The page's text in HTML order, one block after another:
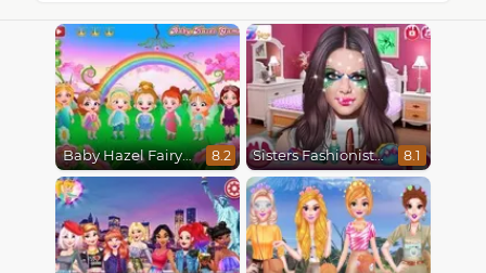
Baby Hazel Fairyland Ballet 8.2 Sisters Fashionista Makeup 8.1